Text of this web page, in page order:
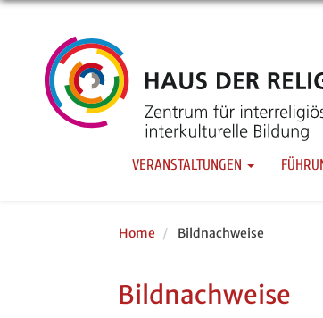
Main navigation
VERANSTALTUNGEN
Home Bildnachweise
Bildnachweise